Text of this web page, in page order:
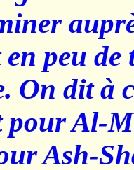
peu de
On dit à
Al-
Ash-